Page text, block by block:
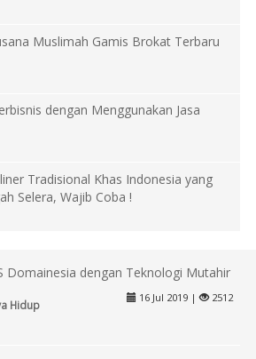
Muslimah Gamis Brokat Terbaru
dengan Menggunakan Jasa
Tradisional Khas Indonesia yang
Selera, Wajib Coba !
Domainesia dengan Teknologi Mutahir
Hidup
16 Jul 2019 | 2512